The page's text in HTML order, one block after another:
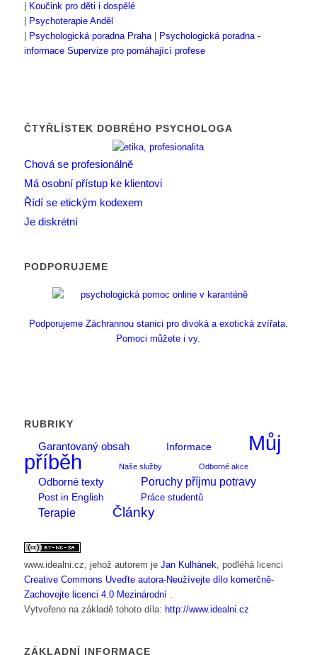
Koučink pro děti i dospělé
Psychoterapie Anděl
Psychologická poradna Praha|
Psychologická poradna -
informace Supervize pro pomáhající profese
ČTYŘLÍSTEK DOBRÉHO PSYCHOLOGA
Chová se profesionálně
Má osobní přístup ke klientovi
Řídí se etickým kodexem
Je diskrétní
PODPORUJEME
Podporujeme Záchrannou stanici pro divoká a exotická zvířata.
Pomoci můžete i vy.
RUBRIKY
Garantovaný obsah
Informace
Můj
příběh
Naše služby Odborné akce
Odborné texty Poruchy příjmu potravy
Post in English Práce studentů
Terapie Články
www.idealni.cz , jehož autorem je Jan Kulhánek , podléhá licenci
Creative Commons Uveďte autora-Neužívejte dílo komerčně-
Zachovejte licenci 4.0 Mezinárodní
Vytvořeno na základě tohoto díla: http://www.idealni.cz
ZÁKLADNÍ INFORMACE